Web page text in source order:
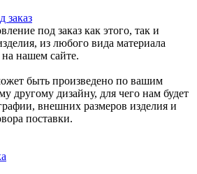
заказ
под заказ как этого, так и
из любого вида материала
нашем сайте.
быть произведено по вашим
другому дизайну, для чего нам будет
внешних размеров изделия и
поставки.